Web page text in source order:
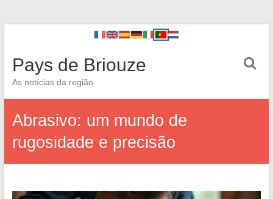
Pays de Briouze
As notícias da região
Abrasivo: um mundo de
rugosidade e precisão